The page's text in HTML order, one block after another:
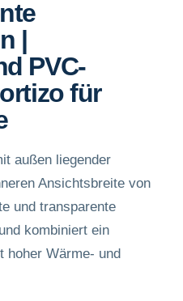
|
PVC-
für
außen liegender
Ansichtsbreite von
und transparente
kombiniert ein
hoher Wärme- und